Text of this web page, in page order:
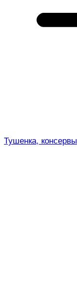
Тушенка, консервы